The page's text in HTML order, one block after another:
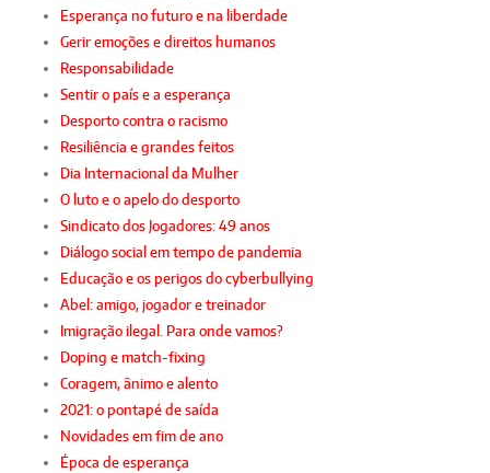
Esperança no futuro e na liberdade
Gerir emoções e direitos humanos
Responsabilidade
Sentir o país e a esperança
Desporto contra o racismo
Resiliência e grandes feitos
Dia Internacional da Mulher
O luto e o apelo do desporto
Sindicato dos Jogadores: 49 anos
Diálogo social em tempo de pandemia
Educação e os perigos do cyberbullying
Abel: amigo, jogador e treinador
Imigração ilegal. Para onde vamos?
Doping e match-fixing
Coragem, ânimo e alento
2021: o pontapé de saída
Novidades em fim de ano
Época de esperança